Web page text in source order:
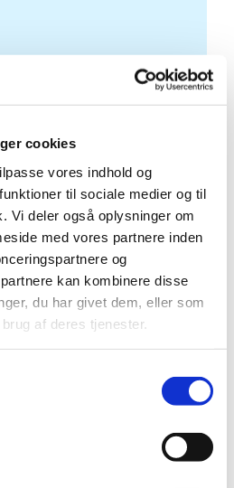
cookies
vores indhold og
til sociale medier og til
Vi deler også oplysninger om
med vores partnere inden
og
kan kombinere disse
du har givet dem, eller som
af deres tjenester.